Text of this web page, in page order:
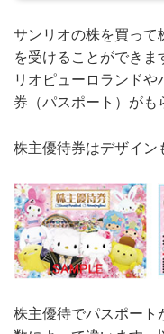
サンリオの株を買って
を受けることができ
リオピューロランド
券（パスポート）がも
株主優待券はデザイン
株主優待でパスポート